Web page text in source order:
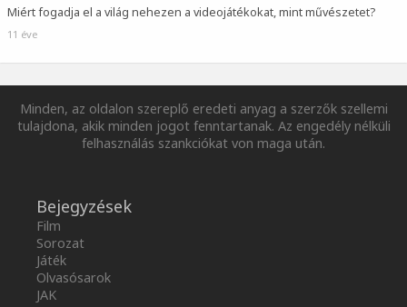
Miért fogadja el a világ nehezen a videojátékokat, mint művészetet?
11 éve
Minden, az oldalon szereplő eredeti anyag a szerzők szellemi
tulajdona, akik minden jogot fenntartanak. Az engedély nélküli
felhasználás szankciókat von maga után.
Bejegyzések
Film
Sorozat
Játék
Olvasósarok
JAK